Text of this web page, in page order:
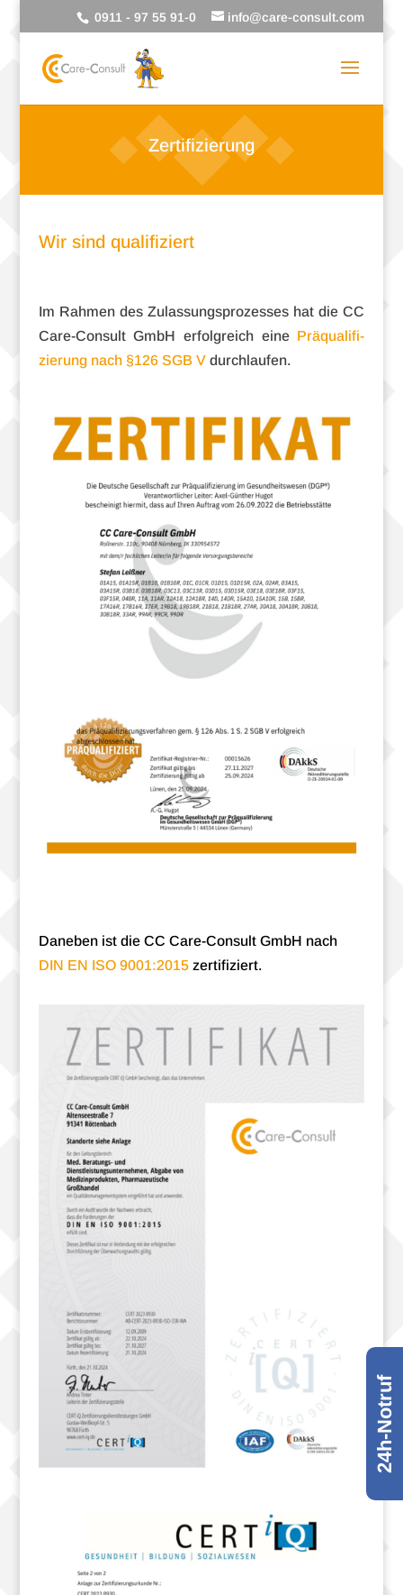
0911 - 97 55 91-0 info@care-consult.com
Zertifizierung
Wir sind qualifiziert
Im Rah­men des Zulas­sungs­pro­zes­ses hat die CC
Care-Consult GmbH erfolg­reich eine Prä­qua­li­fi­
zie­rung nach §126 SGB Vdurchlaufen.
Dane­ben ist die CC Care-Consult GmbH nach
DIN EN ISO 9001:2015zertifiziert.
24h-Notruf